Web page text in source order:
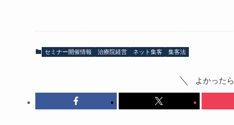
セミナー開催情報 治療院経営 ネット集客 集客法
よかった